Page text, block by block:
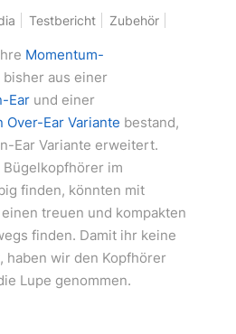
Testbericht Zubehör
Momentum-
bisher aus einer
Earund einer
Ear Variante bestand,
Ear Variante erweitert.
im
finden, könnten mit
treuen und kompakten
finden. Damit ihr keine
haben wir den Kopfhörer
Lupe genommen.